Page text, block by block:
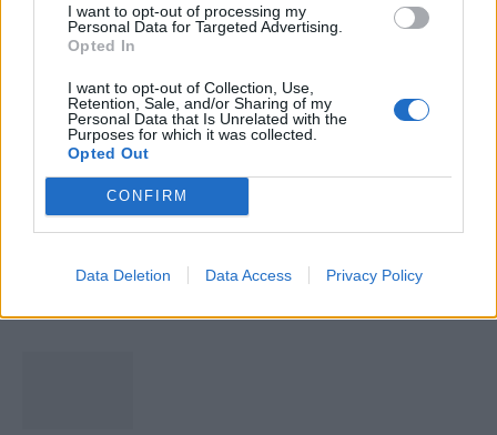
I want to opt-out of processing my
Personal Data for Targeted Advertising.
Opted In
I want to opt-out of Collection, Use,
Retention, Sale, and/or Sharing of my
Personal Data that Is Unrelated with the
Purposes for which it was collected.
Opted Out
CONFIRM
Data Deletion Data Access Privacy Policy
ULS da Guarda assinala o Dia Mundial
do Cancro do Pulmão...
Município de Góis entrega Kits
Comunitários às famílias no âmbito do...